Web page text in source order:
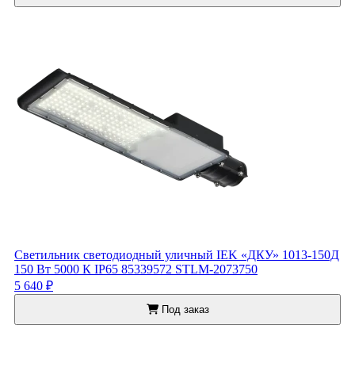
Светильник светодиодный уличный IEK «ДКУ» 1013-150Д
150 Вт 5000 К IP65 85339572 STLM-2073750
5 640 ₽
Под заказ